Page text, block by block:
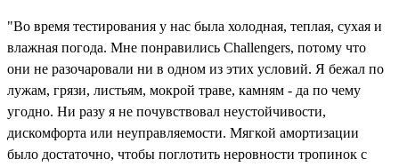
"Во время тестирования у нас была холодная, теплая, сухая и
влажная погода. Мне понравились Challengers, потому что
они не разочаровали ни в одном из этих условий. Я бежал по
лужам, грязи, листьям, мокрой траве, камням - да по чему
угодно. Ни разу я не почувствовал неустойчивости,
дискомфорта или неуправляемости. Мягкой амортизации
было достаточно, чтобы поглотить неровности тропинок с